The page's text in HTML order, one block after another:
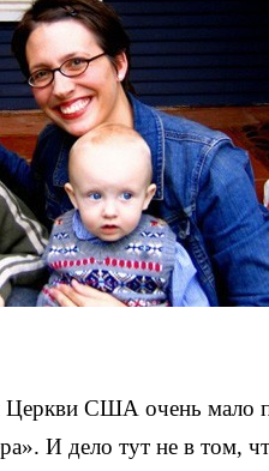
Церкви США очень мало
И дело тут не в том,